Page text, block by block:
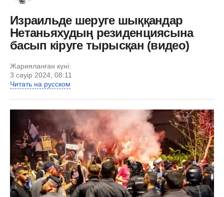
Израильде шеруге шыққандар
Нетаньяхудың резиденциясына
басып кіруге тырысқан (видео)
Жарияланған күні:
3 сәуір 2024, 08:11
Читать на русском